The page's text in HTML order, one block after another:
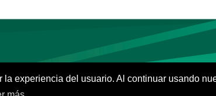
la experiencia del usuario. Al continuar usando
VIVES.FUTBOL